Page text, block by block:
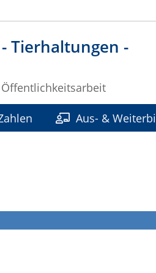
Tierhaltungen -
Aus- &